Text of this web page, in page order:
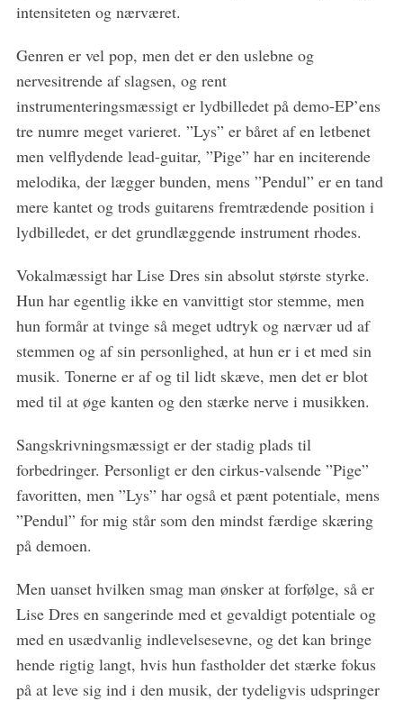
intensiteten og nærværet.
Genren er vel pop, men det er den uslebne og
nervesitrende af slagsen, og rent
instrumenteringsmæssigt er lydbilledet på demo-EP’ens
tre numre meget varieret. ”Lys” er båret af en letbenet
men velflydende lead-guitar, ”Pige” har en inciterende
melodika, der lægger bunden, mens ”Pendul” er en tand
mere kantet og trods guitarens fremtrædende position i
lydbilledet, er det grundlæggende instrument rhodes.
Vokalmæssigt har Lise Dres sin absolut største styrke.
Hun har egentlig ikke en vanvittigt stor stemme, men
hun formår at tvinge så meget udtryk og nærvær ud af
stemmen og af sin personlighed, at hun er i et med sin
musik. Tonerne er af og til lidt skæve, men det er blot
med til at øge kanten og den stærke nerve i musikken.
Sangskrivningsmæssigt er der stadig plads til
forbedringer. Personligt er den cirkus-valsende ”Pige”
favoritten, men ”Lys” har også et pænt potentiale, mens
”Pendul” for mig står som den mindst færdige skæring
på demoen.
Men uanset hvilken smag man ønsker at forfølge, så er
Lise Dres en sangerinde med et gevaldigt potentiale og
med en usædvanlig indlevelsesevne, og det kan bringe
hende rigtig langt, hvis hun fastholder det stærke fokus
på at leve sig ind i den musik, der tydeligvis udspringer
r
: